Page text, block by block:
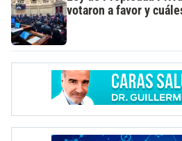
votaron a favor y